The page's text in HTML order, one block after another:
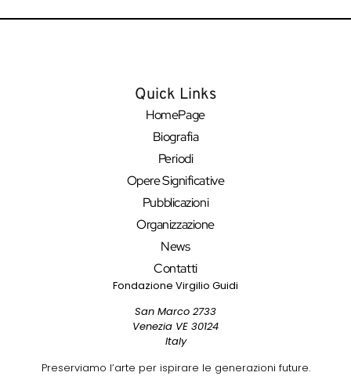
Fondazione Virgilio Guidi
San Marco 2733
Venezia VE 30124
Italy
Preserviamo l’arte per ispirare le generazioni future.
Quick Links
HomePage
Biografia
Periodi
Opere Significative
Pubblicazioni
Organizzazione
News
Contatti